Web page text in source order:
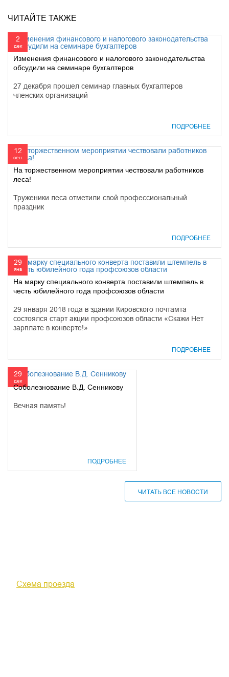
ЧИТАЙТЕ ТАКЖЕ
2
дек
Изменения финансового и налогового законодательства
обсудили на семинаре бухгалтеров
27 декабря прошел семинар главных бухгалтеров
членских организаций
ПОДРОБНЕЕ
12
сен
На торжественном мероприятии чествовали работников
леса!
Труженики леса отметили свой профессиональный
праздник
ПОДРОБНЕЕ
29
янв
На марку специального конверта поставили штемпель в
честь юбилейного года профсоюзов области
29 января 2018 года в здании Кировского почтамта
состоялся старт акции профсоюзов области «Скажи Нет
зарплате в конверте!»
ПОДРОБНЕЕ
29
дек
Соболезнование В.Д. Сенникову
Вечная память!
ПОДРОБНЕЕ
ЧИТАТЬ ВСЕ НОВОСТИ
Схема проезда